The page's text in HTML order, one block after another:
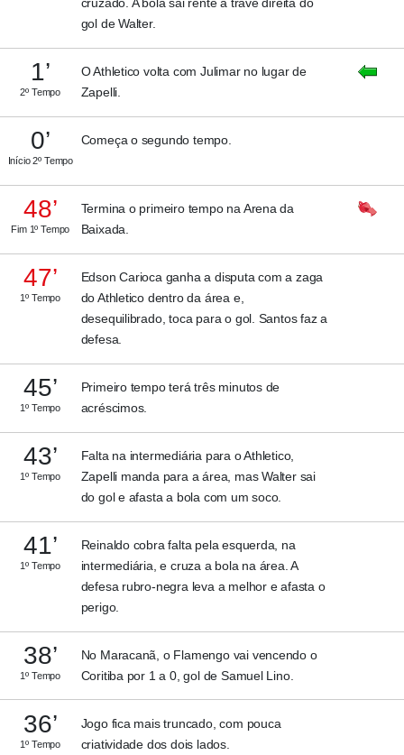
cruzado. A bola sai rente à trave direita do
gol de Walter.
1’
2º Tempo
O Athletico volta com Julimar no lugar de
Zapelli.
0’
Início 2º Tempo
Começa o segundo tempo.
48’
Fim 1º Tempo
Termina o primeiro tempo na Arena da
Baixada.
47’
1º Tempo
Edson Carioca ganha a disputa com a zaga
do Athletico dentro da área e,
desequilibrado, toca para o gol. Santos faz a
defesa.
45’
1º Tempo
Primeiro tempo terá três minutos de
acréscimos.
43’
1º Tempo
Falta na intermediária para o Athletico,
Zapelli manda para a área, mas Walter sai
do gol e afasta a bola com um soco.
41’
1º Tempo
Reinaldo cobra falta pela esquerda, na
intermediária, e cruza a bola na área. A
defesa rubro-negra leva a melhor e afasta o
perigo.
38’
1º Tempo
No Maracanã, o Flamengo vai vencendo o
Coritiba por 1 a 0, gol de Samuel Lino.
36’
1º Tempo
Jogo fica mais truncado, com pouca
criatividade dos dois lados.